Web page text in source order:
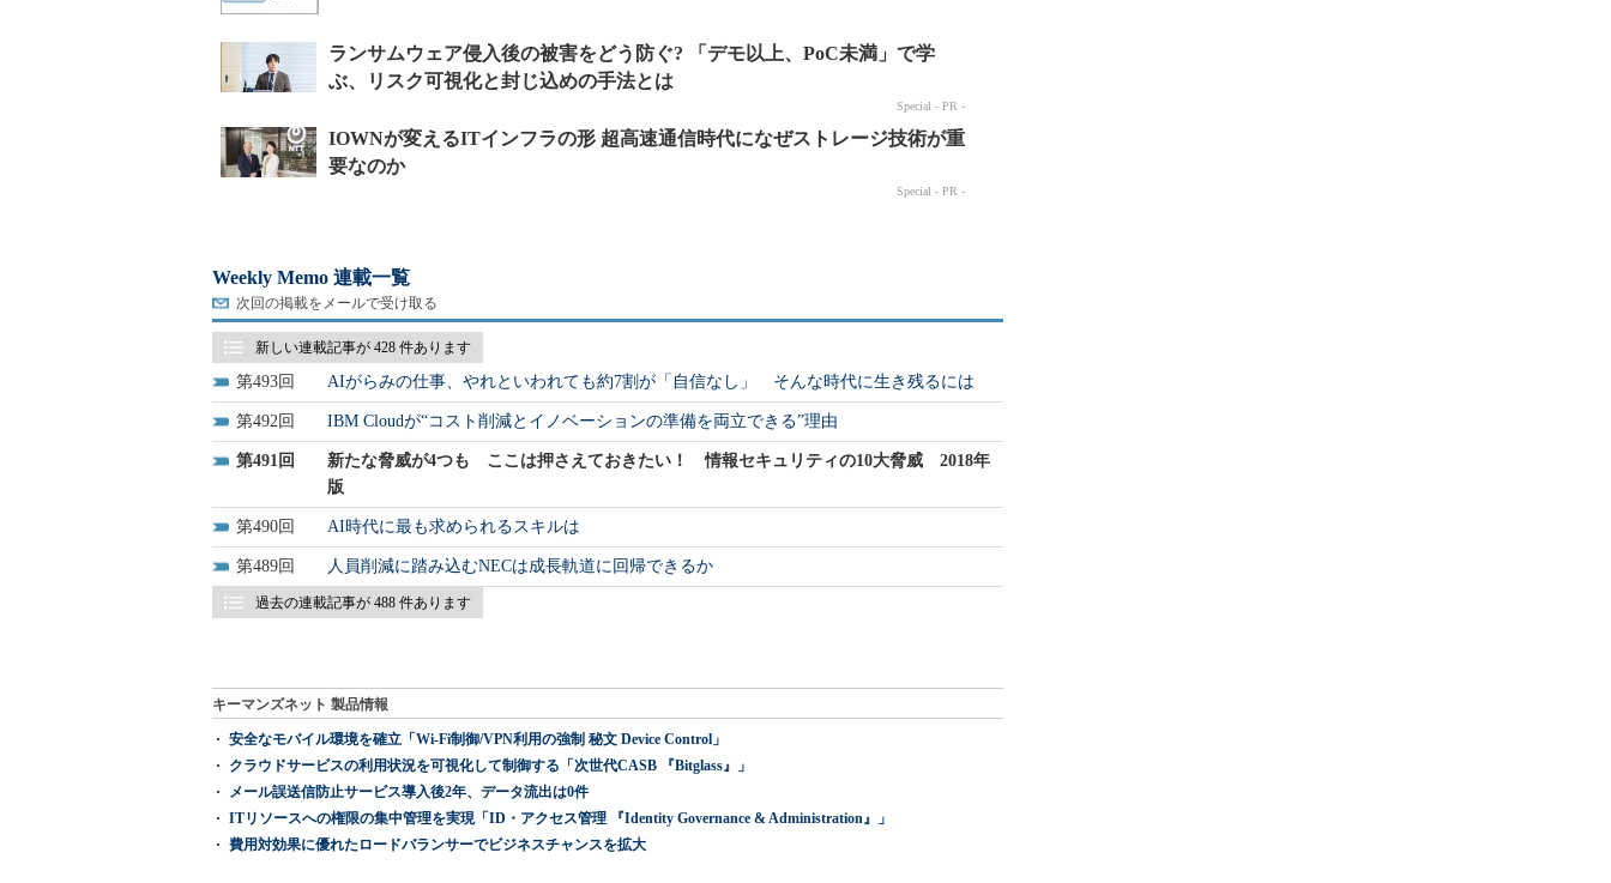
Weekly Memo 連載一覧
次回の掲載をメールで受け取る
新しい連載記事が 428 件あります
493 AIがらみの仕事、やれといわれても約7割が「自信なし」 そんな時代に生き残るには
492 IBM Cloudが“コスト削減とイノベーションの準備を両立できる”理由
491
新たな脅威が4つも ここは押さえておきたい！ 情報セキュリティの10大脅威 2018年
版
490 AI時代に最も求められるスキルは
489 人員削減に踏み込むNECは成長軌道に回帰できるか
過去の連載記事が 488 件あります
キーマンズネット 製品情報
安全なモバイル環境を確立「Wi-Fi制御/VPN利用の強制 秘文 Device Control」
クラウドサービスの利用状況を可視化して制御する「次世代CASB 『Bitglass』」
メール誤送信防止サービス導入後2年、データ流出は0件
ITリソースへの権限の集中管理を実現「ID・アクセス管理 『Identity Governance & Administration』」
費用対効果に優れたロードバランサーでビジネスチャンスを拡大